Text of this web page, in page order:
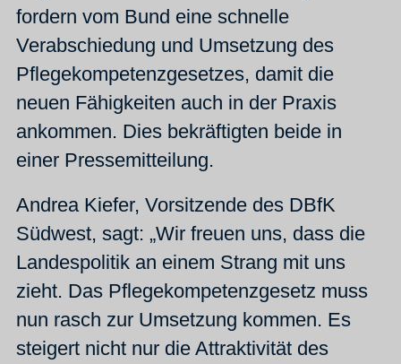
fordern vom Bund eine schnelle
Verabschiedung und Umsetzung des
Pflegekompetenzgesetzes, damit die
neuen Fähigkeiten auch in der Praxis
ankommen. Dies bekräftigten beide in
einer Pressemitteilung.
Andrea Kiefer, Vorsitzende des DBfK
Südwest, sagt: „Wir freuen uns, dass die
Landespolitik an einem Strang mit uns
zieht. Das Pflegekompetenzgesetz muss
nun rasch zur Umsetzung kommen. Es
steigert nicht nur die Attraktivität des